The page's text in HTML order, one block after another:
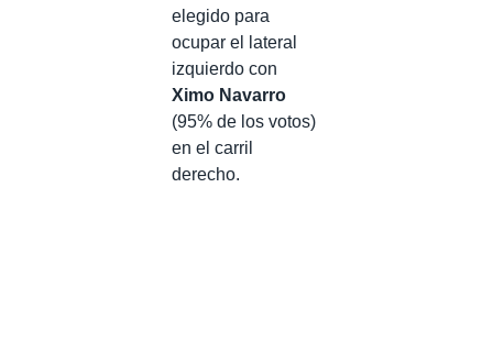
elegido para
ocupar el lateral
izquierdo con
Ximo Navarro
(95% de los votos)
en el carril
derecho.